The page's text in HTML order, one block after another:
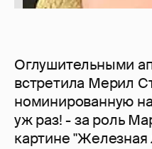
Оглушительными
встретила Мерил
номинированную
уж раз! - за роль
картине "Железная